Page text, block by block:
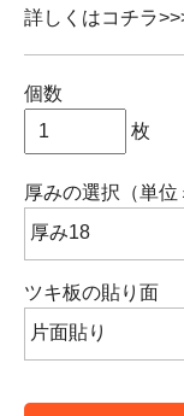
詳しくはコチラ
個数
枚
厚みの選択（単位
ツキ板の貼り面